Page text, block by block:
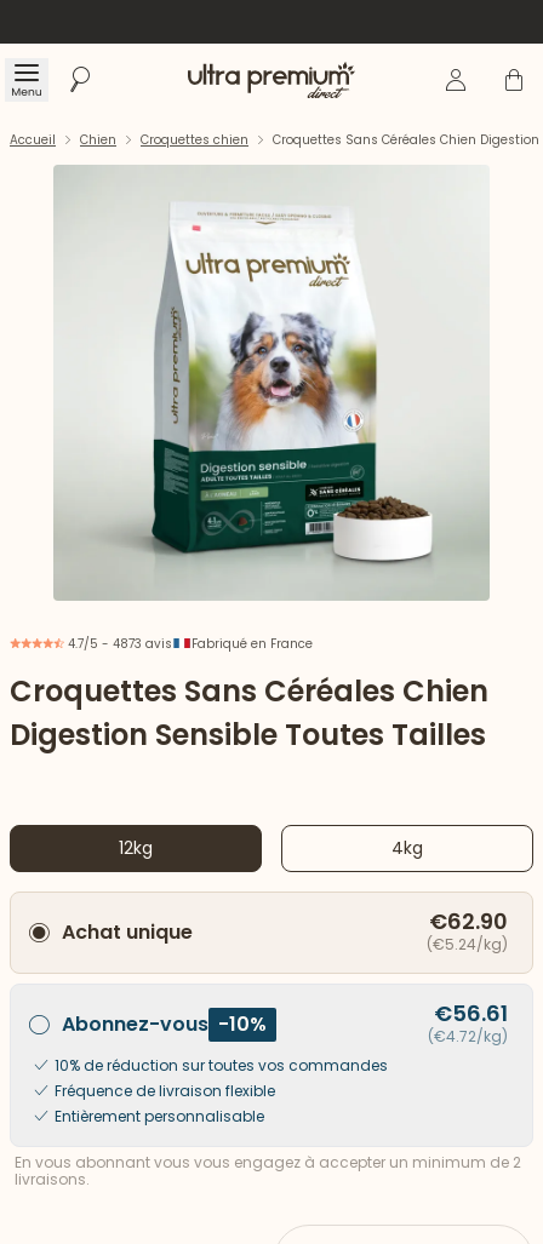
Menu Rechercher Accueil Se Panier
vers le bas
Accueil Chien Croquettes chien Croquettes Sans Céréales Chien
4.7/5 - 4873 avis Fabriqué en France
Croquettes Sans Céréales Chien
Digestion Sensible Toutes Tailles
12kg 4kg
Achat unique €62.90
(€5.24/kg)
Abonnez-vous -10% €56.61
(€4.72/kg)
10% de réduction sur toutes vos commandes
Fréquence de livraison flexible
Entièrement personnalisable
En vous abonnant vous vous engagez à accepter un minimum de 2
livraisons.